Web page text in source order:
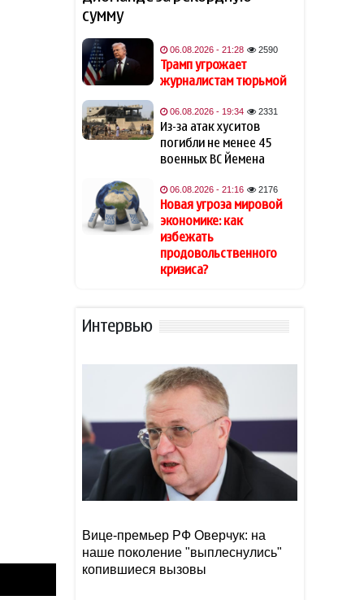
19:48
могу спать по ночам»
19:40
Кинолог развеял миф о
собачьей обиде на хозяина
19:34
В Индии тигр убил 55-летнего
19:28
Алтай Байындыр продолжит
карьеру в Ла Лиге
В Шамкире за рулем умер 58-
летний водитель
БАДах
Прибыль Агентства DOST
сократилась на 40%
Эрдоган: Мекканское
соглашение о коллективной
обороне открыто для новых
участников
сумму
06.08.2026 - 21:28 2590
Трамп угрожает
журналистам тюрьмой
06.08.2026 - 19:34 2331
Из-за атак хуситов
погибли не менее 45
военных ВС Йемена
06.08.2026 - 21:16 2176
Новая угроза мировой
экономике: как
избежать
продовольственного
кризиса?
Интервью
Вице-премьер РФ Оверчук: на
наше поколение "выплеснулись"
копившиеся вызовы